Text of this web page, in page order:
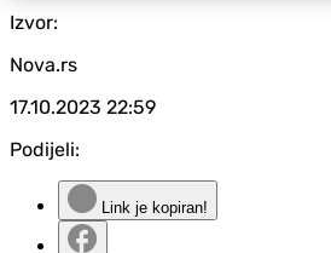
Izvor:
Nova.rs
17.10.2023 22:59
Podijeli:
Link je kopiran!